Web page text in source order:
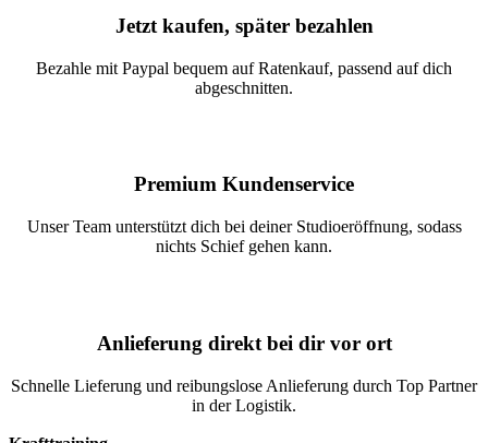
Jetzt kaufen, später bezahlen
Bezahle mit Paypal bequem auf Ratenkauf, passend auf dich
abgeschnitten.
Premium Kundenservice
Unser Team unterstützt dich bei deiner Studioeröffnung, sodass
nichts Schief gehen kann.
Anlieferung direkt bei dir vor ort
Schnelle Lieferung und reibungslose Anlieferung durch Top Partner
in der Logistik.